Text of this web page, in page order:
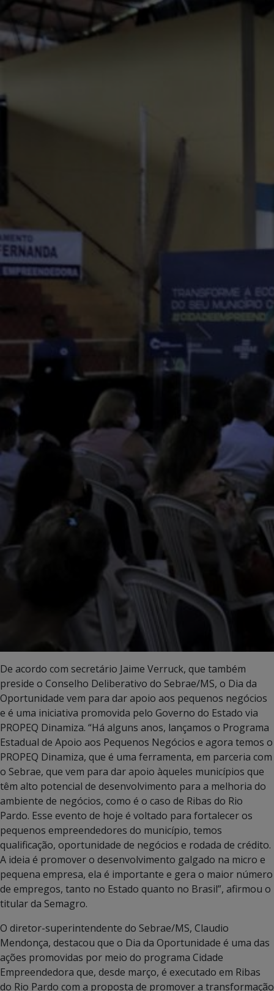
De acordo com secretário Jaime Verruck, que também
preside o Conselho Deliberativo do Sebrae/MS, o Dia da
Oportunidade vem para dar apoio aos pequenos negócios
e é uma iniciativa promovida pelo Governo do Estado via
PROPEQ Dinamiza. “Há alguns anos, lançamos o Programa
Estadual de Apoio aos Pequenos Negócios e agora temos o
PROPEQ Dinamiza, que é uma ferramenta, em parceria com
o Sebrae, que vem para dar apoio àqueles municípios que
têm alto potencial de desenvolvimento para a melhoria do
ambiente de negócios, como é o caso de Ribas do Rio
Pardo. Esse evento de hoje é voltado para fortalecer os
pequenos empreendedores do município, temos
qualificação, oportunidade de negócios e rodada de crédito.
A ideia é promover o desenvolvimento galgado na micro e
pequena empresa, ela é importante e gera o maior número
de empregos, tanto no Estado quanto no Brasil”, afirmou o
titular da Semagro.
O diretor-superintendente do Sebrae/MS, Claudio
Mendonça, destacou que o Dia da Oportunidade é uma das
ações promovidas por meio do programa Cidade
Empreendedora que, desde março, é executado em Ribas
do Rio Pardo com a proposta de promover a transformação